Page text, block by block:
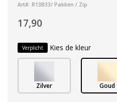
Art#: R13B33/ Pakken / Zip
17,90
Verplicht Kies de kleur
Zilver Goud